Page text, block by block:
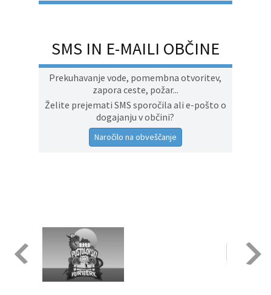
SMS IN E-MAILI OBČINE
Prekuhavanje vode, pomembna otvoritev,
zapora ceste, požar...
Želite prejemati SMS sporočila ali e-pošto o
dogajanju v občini?
Naročilo na obveščanje